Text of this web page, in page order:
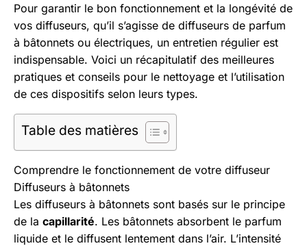
Aller
contenu
Pour garantir le bon fonctionnement et la longévité de
vos diffuseurs, qu’il s’agisse de diffuseurs de parfum
à bâtonnets ou électriques, un entretien régulier est
indispensable. Voici un récapitulatif des meilleures
pratiques et conseils pour le nettoyage et l’utilisation
de ces dispositifs selon leurs types.
Table des matières
Comprendre le fonctionnement de votre diffuseur
Diffuseurs à bâtonnets
Les diffuseurs à bâtonnets sont basés sur le principe
de la capillarité. Les bâtonnets absorbent le parfum
liquide et le diffusent lentement dans l’air. L’intensité